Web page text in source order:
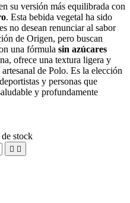
su versión más equilibrada con
. Esta bebida vegetal ha sido
no desean renunciar al sabor
de Origen, pero buscan
una fórmula sin azúcares
ofrece una textura ligera y
de Polo. Es la elección
y personas que
y profundamente
stock
 